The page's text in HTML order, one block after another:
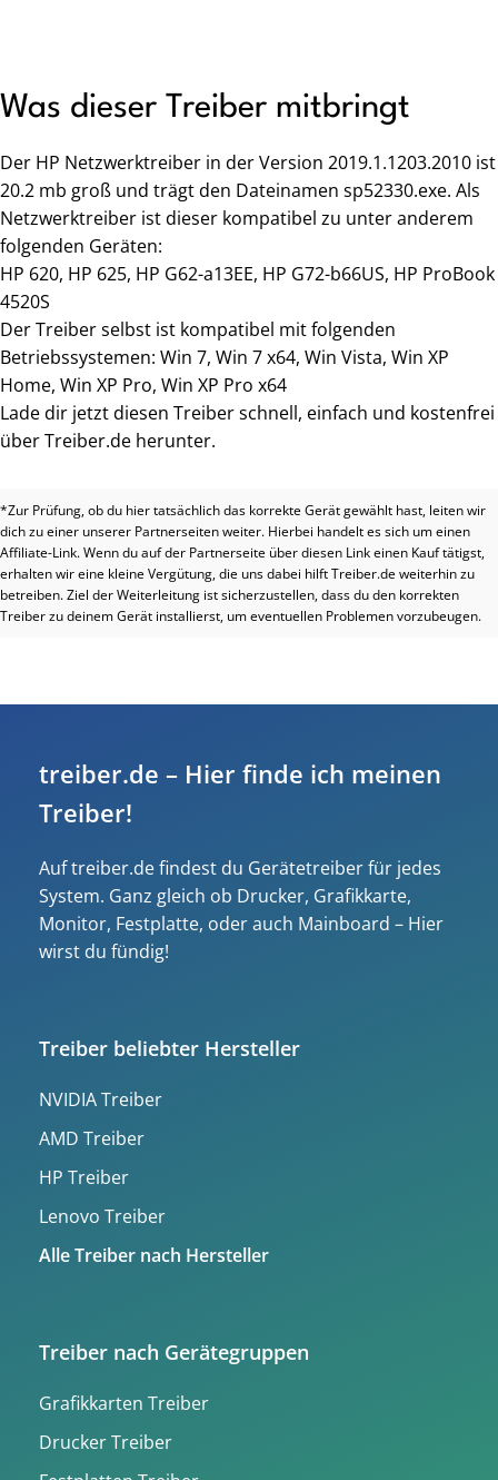
Was dieser Treiber mitbringt
Der HP Netzwerktreiber in der Version 2019.1.1203.2010 ist
20.2 mb groß und trägt den Dateinamen sp52330.exe. Als
Netzwerktreiber ist dieser kompatibel zu unter anderem
folgenden Geräten:
HP 620, HP 625, HP G62-a13EE, HP G72-b66US, HP ProBook
4520S
Der Treiber selbst ist kompatibel mit folgenden
Betriebssystemen: Win 7, Win 7 x64, Win Vista, Win XP
Home, Win XP Pro, Win XP Pro x64
Lade dir jetzt diesen Treiber schnell, einfach und kostenfrei
über Treiber.de herunter.
*Zur Prüfung, ob du hier tatsächlich das korrekte Gerät gewählt hast, leiten wir
dich zu einer unserer Partnerseiten weiter. Hierbei handelt es sich um einen
Affiliate-Link. Wenn du auf der Partnerseite über diesen Link einen Kauf tätigst,
erhalten wir eine kleine Vergütung, die uns dabei hilft Treiber.de weiterhin zu
betreiben. Ziel der Weiterleitung ist sicherzustellen, dass du den korrekten
Treiber zu deinem Gerät installierst, um eventuellen Problemen vorzubeugen.
treiber.de – Hier finde ich meinen
Treiber!
Auf treiber.de findest du Gerätetreiber für jedes
System. Ganz gleich ob Drucker, Grafikkarte,
Monitor, Festplatte, oder auch Mainboard – Hier
wirst du fündig!
Treiber beliebter Hersteller
NVIDIA Treiber
AMD Treiber
HP Treiber
Lenovo Treiber
Alle Treiber nach Hersteller
Treiber nach Gerätegruppen
Grafikkarten Treiber
Drucker Treiber